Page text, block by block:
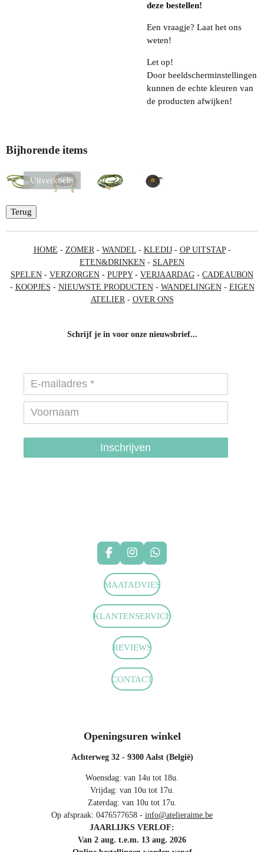
deze bestellen!
Een vraagje? Laat het ons
weten!
Let op!
Door beeldscherminstellingen
kunnen de echte kleuren van
de producten afwijken!
Bijhorende items
Uitverkocht
Terug
HOME - ZOMER - WANDEL- KLEDIJ- OP UITSTAP-
ETEN&DRINKEN - SLAPEN
SPELEN - VERZORGEN - PUPPY- VERJAARDAG - CADEAUBON
- KOOPJES - NIEUWSTE PRODUCTEN- WANDELINGEN- EIGEN
ATELIER - OVER ONS
Schrijf je in voor onze nieuwsbrief...
Inschrijven
F
c
e
o
I
t
r
m
W
a
t
p
MAATADVIES
KLANTENSERVICE
REVIEWS
CONTACT
Openingsuren winkel
Achterweg 32 - 9300 Aalst (België)
Woensdag: van 14u tot 18u.
Vrijdag: van 10u tot 17u.
Zaterdag: van 10u tot 17u.
Op afspraak: 0476577658 - info@atelieraime.be
JAARLIJKS VERLOF:
Van 2 aug. t.e.m. 13 aug. 2026